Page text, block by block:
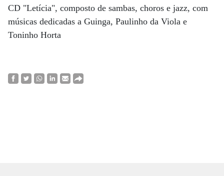
CD "Letícia", composto de sambas, choros e jazz, com
músicas dedicadas a Guinga, Paulinho da Viola e
Toninho Horta